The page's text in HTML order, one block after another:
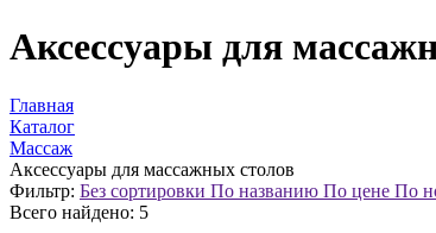
Аксессуары для
Главная
Каталог
Массаж
Аксессуары для массажных столов
Фильтр: Без сортировки По названию По цене По
Всего найдено: 5